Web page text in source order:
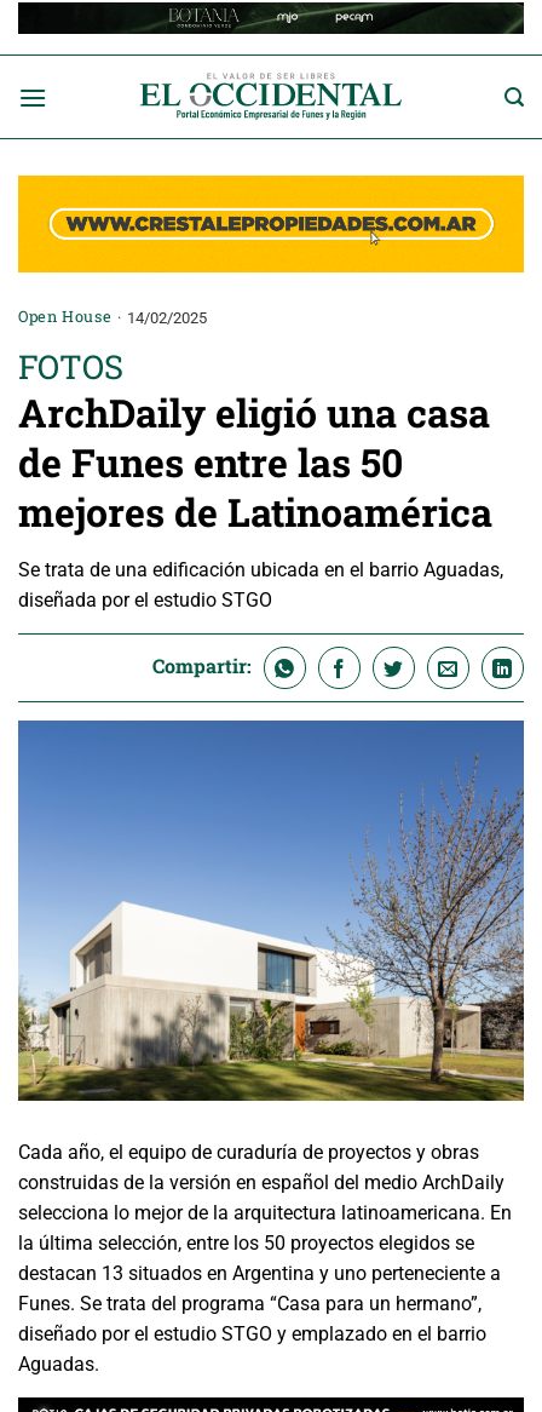
Open House 14/02/2025
FOTOS
ArchDaily eligió una casa
de Funes entre las 50
mejores de Latinoamérica
Se trata de una edificación ubicada en el barrio Aguadas,
diseñada por el estudio STGO
Compartir:
Cada año, el equipo de curaduría de proyectos y obras
construidas de la versión en español del medio ArchDaily
selecciona lo mejor de la arquitectura latinoamericana. En
la última selección, entre los 50 proyectos elegidos se
destacan 13 situados en Argentina y uno perteneciente a
Funes. Se trata del programa “Casa para un hermano”,
diseñado por el estudio STGO y emplazado en el barrio
Aguadas.